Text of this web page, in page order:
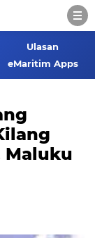
Ulasan
eMaritim Apps
Maluku